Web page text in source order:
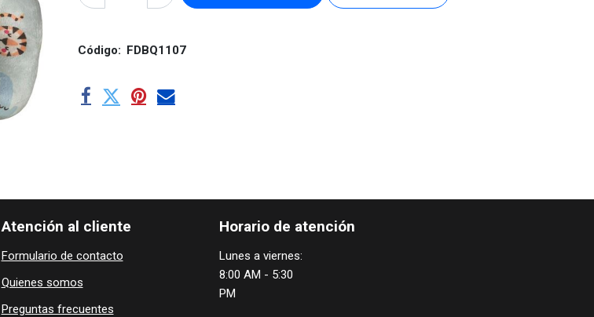
Código: FDBQ1107
Horario de atención
Lunes a viernes:
8:00 AM - 5:30
PM
Atención al cliente
Formulario de contacto
Quienes ​som​​​os
Preguntas frecuentes